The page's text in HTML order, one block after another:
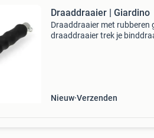
Draaddraaier | Giardino
Draaddraaier met rubberen
draaddraaier trek je
Nieuw Verzenden